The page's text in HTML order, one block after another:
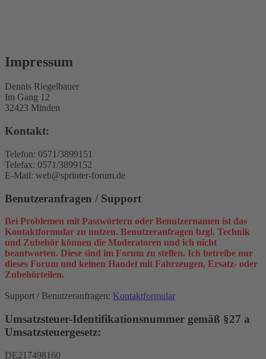
Impressum
Dennis Riegelbauer
Im Gang 12
32423 Minden
Kontakt:
Telefon: 0571/3899151
Telefax: 0571/3899152
E-Mail: web@sprinter-forum.de
Benutzeranfragen / Support
Bei Problemen mit Passwörtern oder Benutzernamen ist das
Kontaktformular zu nutzen. Benutzeranfragen bzgl. Technik
und Zubehör können die Moderatoren und ich nicht
beantworten. Diese sind im Forum zu stellen. Ich betreibe nur
dieses Forum und keinen Handel mit Fahrzeugen, Ersatz- oder
Zubehörteilen.
Support / Benutzeranfragen: Kontaktformular
Umsatzsteuer-Identifikationsnummer gemäß §27 a
Umsatzsteuergesetz:
DE217498160